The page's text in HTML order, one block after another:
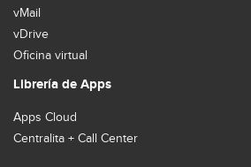
vMail
vDrive
Oficina virtual
Librería de Apps
Apps Cloud
Centralita + Call Center